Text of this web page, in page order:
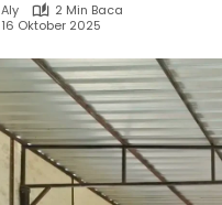
Aly
2 Min Baca
16 Oktober 2025